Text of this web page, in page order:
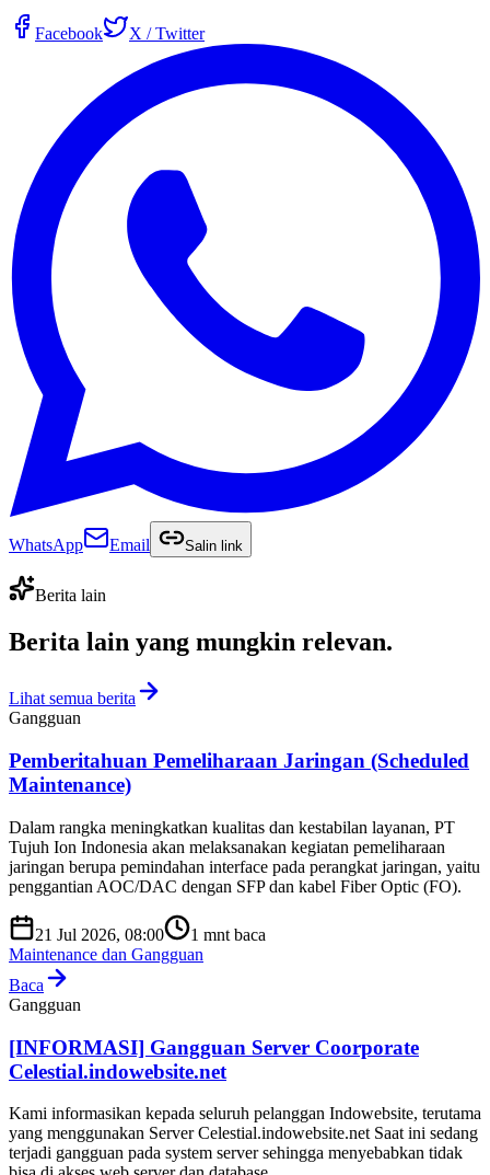
Facebook X / Twitter
WhatsApp Email Salin link
Berita lain
Berita lain yang mungkin relevan.
Lihat semua berita
Gangguan
Pemberitahuan Pemeliharaan Jaringan (Scheduled
Maintenance)
Dalam rangka meningkatkan kualitas dan kestabilan layanan, PT
Tujuh Ion Indonesia akan melaksanakan kegiatan pemeliharaan
jaringan berupa pemindahan interface pada perangkat jaringan, yaitu
penggantian AOC/DAC dengan SFP dan kabel Fiber Optic (FO).
21 Jul 2026, 08:00 1 mnt baca
Maintenance dan Gangguan
Baca
Gangguan
[INFORMASI] Gangguan Server Coorporate
Celestial.indowebsite.net
Kami informasikan kepada seluruh pelanggan Indowebsite, terutama
yang menggunakan Server Celestial.indowebsite.net Saat ini sedang
terjadi gangguan pada system server sehingga menyebabkan tidak